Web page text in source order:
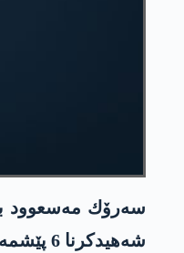
شه‌هیدكرنا 6 پێشمه‌رگه‌هێن كوردستانێ ژ هێلا رێخستنا په‌كه‌كێ ڤه‌ دكه‌.